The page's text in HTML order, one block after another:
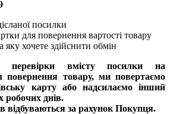
посилки
для повернення вартості товару
яку хочете здійснити обмін
перевірки вмісту посилки на
повернення товару, ми повертаємо
карту або надсилаємо інший
робочих днів.
відбуваються за рахунок Покупця.